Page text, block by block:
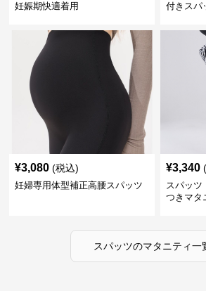
妊娠期快適着用
付きスパ
¥3,080 (税込)
妊婦専用体型補正高腰スパッツ
¥3,340
スパッツ
つきマタ
スパッツのマタニティ一